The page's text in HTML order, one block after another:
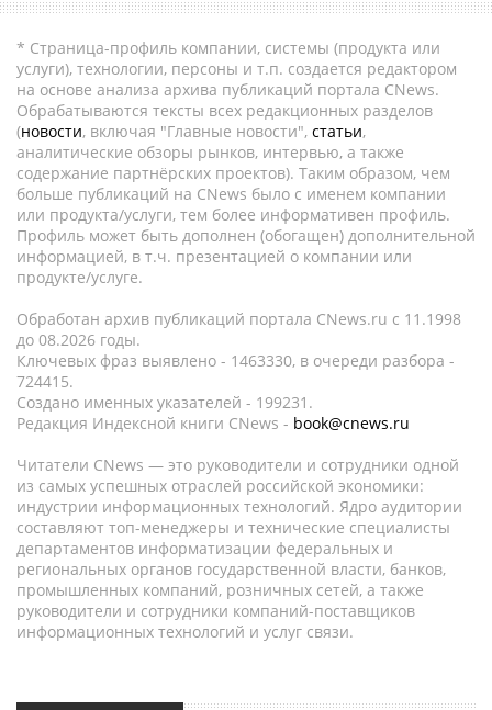
* Страница-профиль компании, системы (продукта или
услуги), технологии, персоны и т.п. создается редактором
на основе анализа архива публикаций портала CNews.
Обрабатываются тексты всех редакционных разделов
(новости, включая "Главные новости", статьи,
аналитические обзоры рынков, интервью, а также
содержание партнёрских проектов). Таким образом, чем
больше публикаций на CNews было с именем компании
или продукта/услуги, тем более информативен профиль.
Профиль может быть дополнен (обогащен) дополнительной
информацией, в т.ч. презентацией о компании или
продукте/услуге.
Обработан архив публикаций портала CNews.ru c 11.1998
до 08.2026 годы.
Ключевых фраз выявлено - 1463330, в очереди разбора -
724415.
Создано именных указателей - 199231.
Редакция Индексной книги CNews - book@cnews.ru
Читатели CNews — это руководители и сотрудники одной
из самых успешных отраслей российской экономики:
индустрии информационных технологий. Ядро аудитории
составляют топ-менеджеры и технические специалисты
департаментов информатизации федеральных и
региональных органов государственной власти, банков,
промышленных компаний, розничных сетей, а также
руководители и сотрудники компаний-поставщиков
информационных технологий и услуг связи.